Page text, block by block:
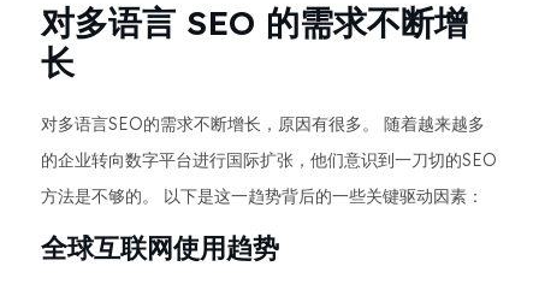
对多语言 SEO 的需求不断增
长
对多语言SEO的需求不断增长，原因有很多。 随着越来越多
的企业转向数字平台进行国际扩张，他们意识到一刀切的SEO
方法是不够的。 以下是这一趋势背后的一些关键驱动因素：
全球互联网使用趋势